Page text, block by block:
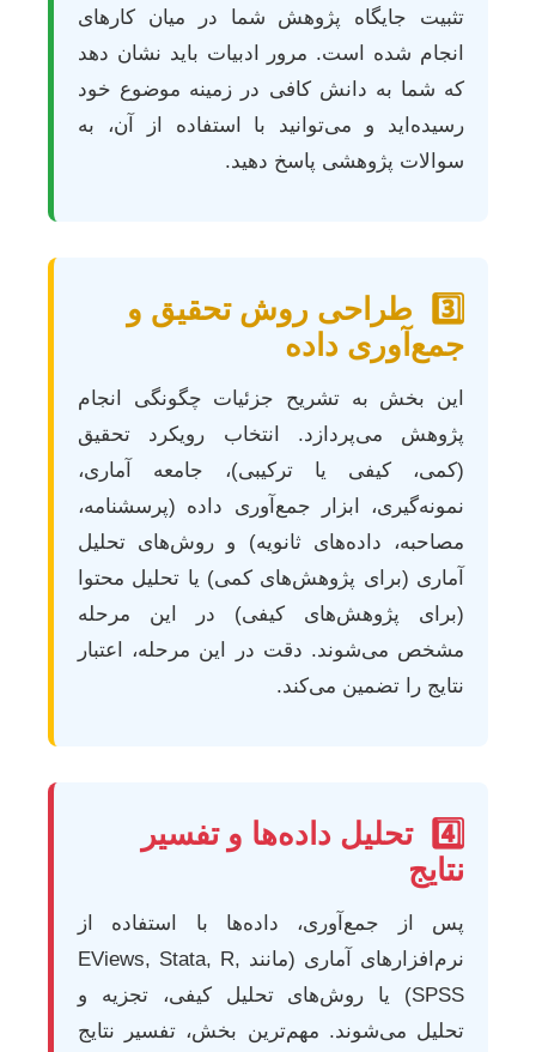
تثبیت جایگاه پژوهش شما در میان کارهای
انجام شده است. مرور ادبیات باید نشان دهد
که شما به دانش کافی در زمینه موضوع خود
رسیده‌اید و می‌توانید با استفاده از آن، به
سوالات پژوهشی پاسخ دهید.
3️⃣
طراحی روش تحقیق و
جمع‌آوری داده
این بخش به تشریح جزئیات چگونگی انجام
پژوهش می‌پردازد. انتخاب رویکرد تحقیق
(کمی، کیفی یا ترکیبی)، جامعه آماری،
نمونه‌گیری، ابزار جمع‌آوری داده (پرسشنامه،
مصاحبه، داده‌های ثانویه) و روش‌های تحلیل
آماری (برای پژوهش‌های کمی) یا تحلیل محتوا
(برای پژوهش‌های کیفی) در این مرحله
مشخص می‌شوند. دقت در این مرحله، اعتبار
نتایج را تضمین می‌کند.
4️⃣
تحلیل داده‌ها و تفسیر
نتایج
پس از جمع‌آوری، داده‌ها با استفاده از
نرم‌افزارهای آماری (مانند EViews, Stata, R,
SPSS) یا روش‌های تحلیل کیفی، تجزیه و
تحلیل می‌شوند. مهم‌ترین بخش، تفسیر نتایج